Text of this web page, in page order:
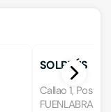
SOLRRÚS
Callao 1,